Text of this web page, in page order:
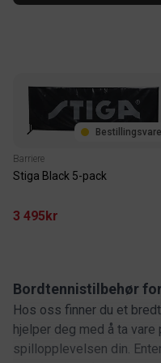
Bestillingsvare
Barriere
Stiga Black 5-pack
3 495kr
Bordtennistilbehør
Hos oss finner du et
hjelper deg med å ta
spillopplevelsen din.